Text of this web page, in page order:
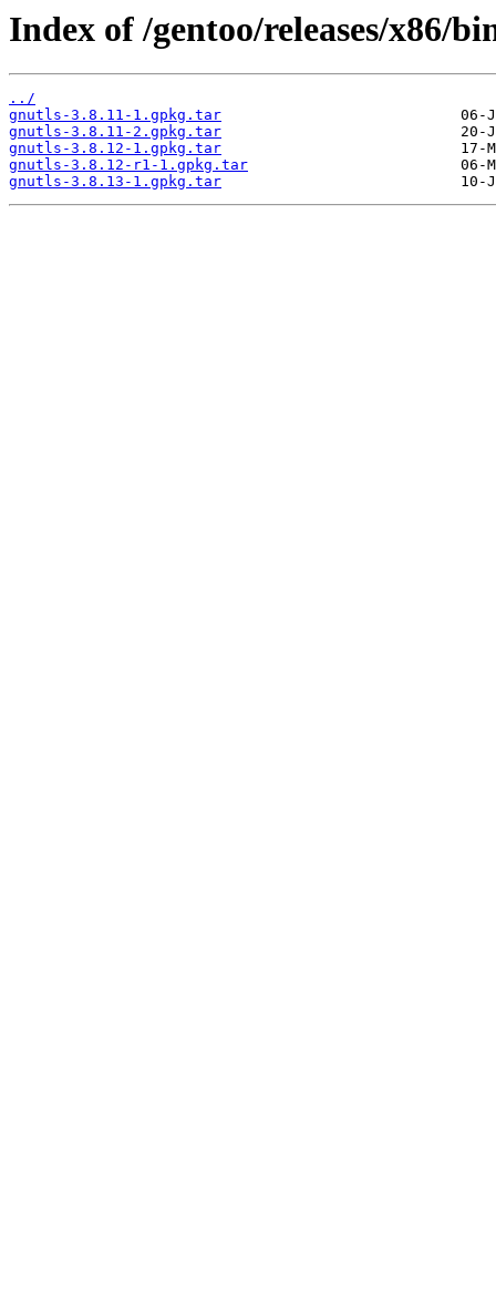
Index of /gentoo/releases/x86/
../
gnutls-3.8.11-1.gpkg.tar
gnutls-3.8.11-2.gpkg.tar
gnutls-3.8.12-1.gpkg.tar
gnutls-3.8.12-r1-1.gpkg.tar
gnutls-3.8.13-1.gpkg.tar